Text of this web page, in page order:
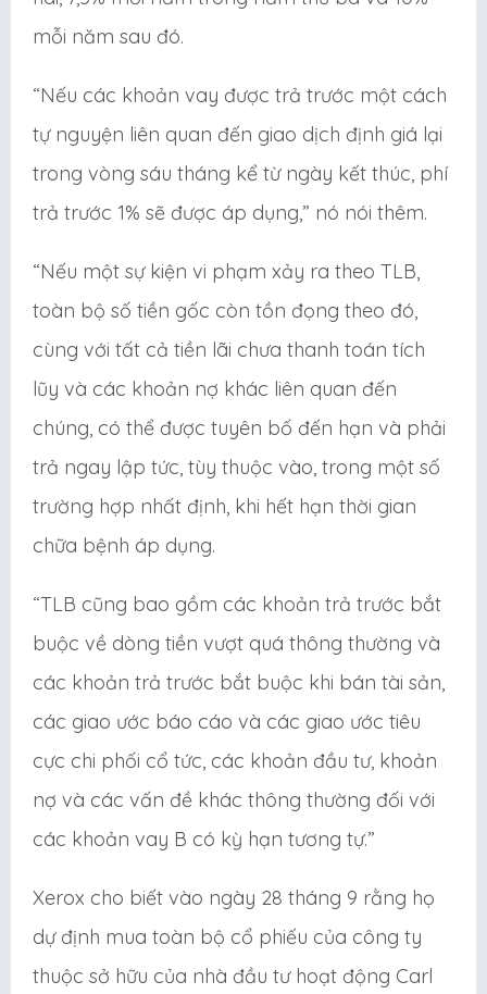
mỗi năm sau đó.
“Nếu các khoản vay được trả trước một cách
tự nguyện liên quan đến giao dịch định giá lại
trong vòng sáu tháng kể từ ngày kết thúc, phí
trả trước 1% sẽ được áp dụng,” nó nói thêm.
“Nếu một sự kiện vi phạm xảy ra theo TLB,
toàn bộ số tiền gốc còn tồn đọng theo đó,
cùng với tất cả tiền lãi chưa thanh toán tích
lũy và các khoản nợ khác liên quan đến
chúng, có thể được tuyên bố đến hạn và phải
trả ngay lập tức, tùy thuộc vào, trong một số
trường hợp nhất định, khi hết hạn thời gian
chữa bệnh áp dụng.
“TLB cũng bao gồm các khoản trả trước bắt
buộc về dòng tiền vượt quá thông thường và
các khoản trả trước bắt buộc khi bán tài sản,
các giao ước báo cáo và các giao ước tiêu
cực chi phối cổ tức, các khoản đầu tư, khoản
nợ và các vấn đề khác thông thường đối với
các khoản vay B có kỳ hạn tương tự.”
Xerox cho biết vào ngày 28 tháng 9 rằng họ
dự định mua toàn bộ cổ phiếu của công ty
thuộc sở hữu của nhà đầu tư hoạt động Carl